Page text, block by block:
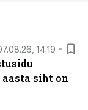
14:19
aasta siht on